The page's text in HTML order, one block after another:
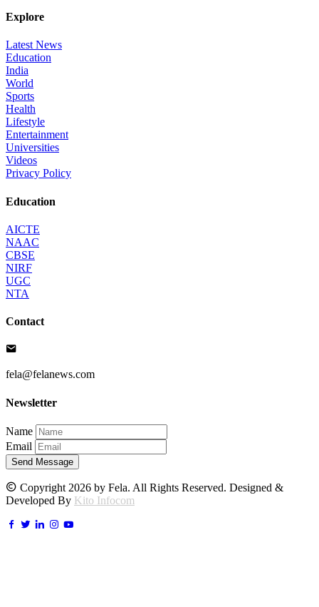
Explore
Latest News
Education
India
World
Sports
Health
Lifestyle
Entertainment
Universities
Videos
Privacy Policy
Education
AICTE
NAAC
CBSE
NIRF
UGC
NTA
Contact
fela@felanews.com
Newsletter
Name
Email
Send Message
Copyright 2026 by Fela. All Rights Reserved. Designed &
Developed By Kito Infocom